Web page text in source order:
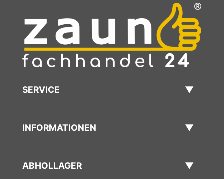
SERVICE
INFORMATIONEN
ABHOLLAGER